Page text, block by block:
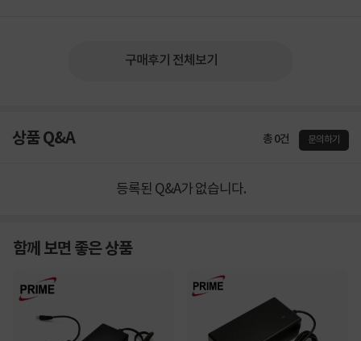
구매후기 전체보기
상품 Q&A 총 0건 문의하기
등록된 Q&A가 없습니다.
함께 보면 좋은 상품